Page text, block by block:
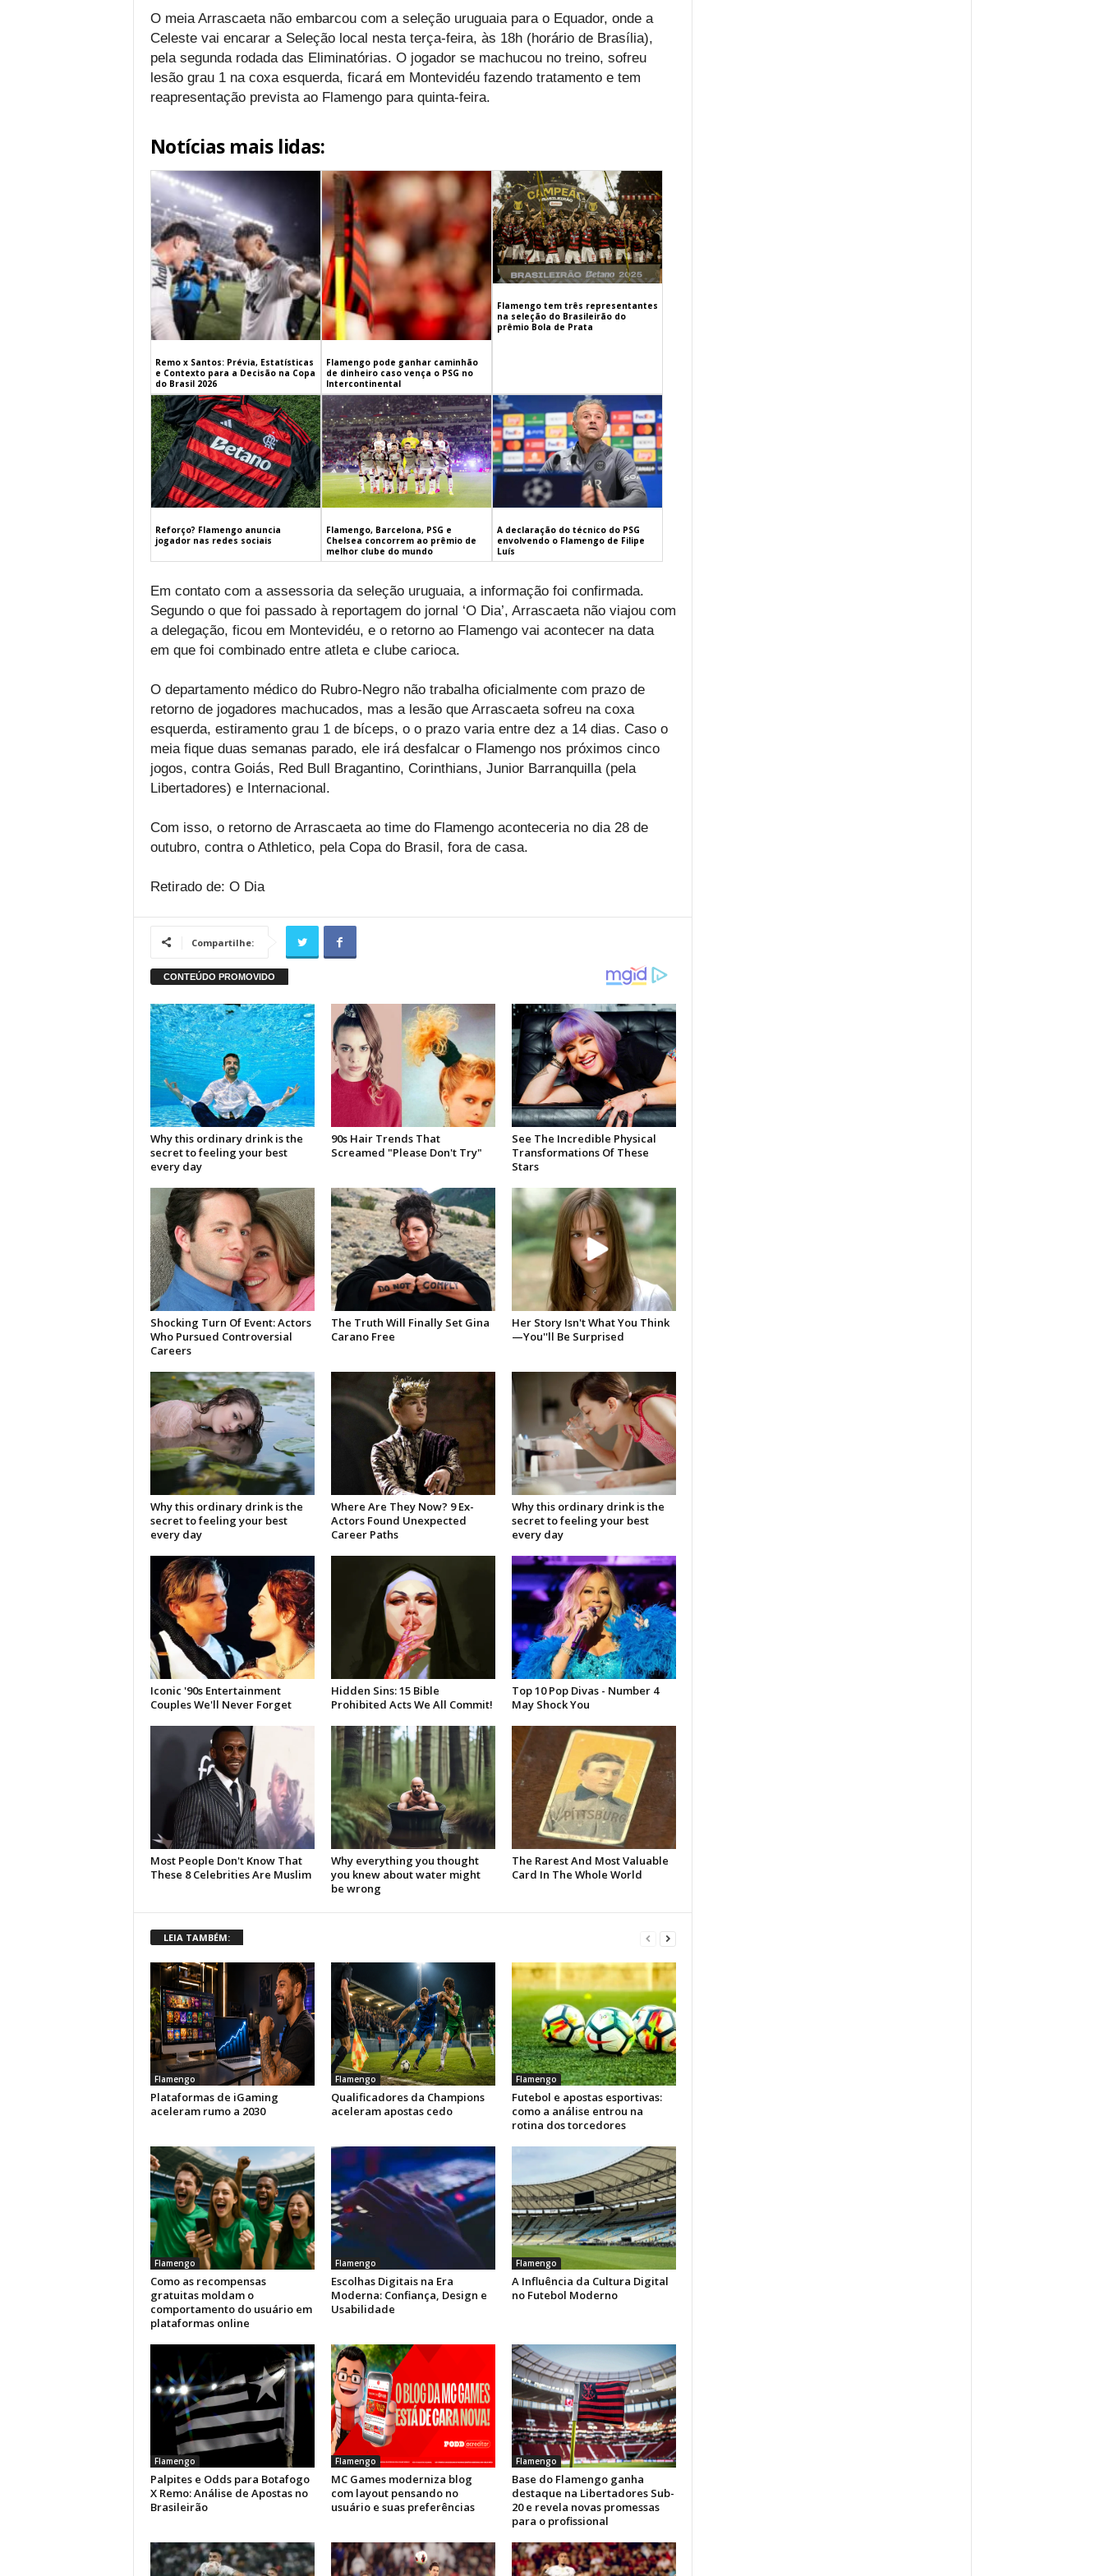
O meia Arrascaeta não embarcou com a seleção uruguaia para o Equador, onde a
Celeste vai encarar a Seleção local nesta terça-feira, às 18h (horário de Brasília),
pela segunda rodada das Eliminatórias. O jogador se machucou no treino, sofreu
lesão grau 1 na coxa esquerda, ficará em Montevidéu fazendo tratamento e tem
reapresentação prevista ao Flamengo para quinta-feira.
Notícias mais lidas:
Remo x Santos: Prévia, Estatísticas
e Contexto para a Decisão na Copa
do Brasil 2026
Flamengo pode ganhar caminhão
de dinheiro caso vença o PSG no
Intercontinental
Flamengo tem três representantes
na seleção do Brasileirão do
prêmio Bola de Prata
Reforço? Flamengo anuncia
jogador nas redes sociais
Flamengo, Barcelona, PSG e
Chelsea concorrem ao prêmio de
melhor clube do mundo
A declaração do técnico do PSG
envolvendo o Flamengo de Filipe
Luís
Em contato com a assessoria da seleção uruguaia, a informação foi confirmada.
Segundo o que foi passado à reportagem do jornal ‘O Dia’, Arrascaeta não viajou com
a delegação, ficou em Montevidéu, e o retorno ao Flamengo vai acontecer na data
em que foi combinado entre atleta e clube carioca.
O departamento médico do Rubro-Negro não trabalha oficialmente com prazo de
retorno de jogadores machucados, mas a lesão que Arrascaeta sofreu na coxa
esquerda, estiramento grau 1 de bíceps, o o prazo varia entre dez a 14 dias. Caso o
meia fique duas semanas parado, ele irá desfalcar o Flamengo nos próximos cinco
jogos, contra Goiás, Red Bull Bragantino, Corinthians, Junior Barranquilla (pela
Libertadores) e Internacional.
Com isso, o retorno de Arrascaeta ao time do Flamengo aconteceria no dia 28 de
outubro, contra o Athletico, pela Copa do Brasil, fora de casa.
Retirado de: O Dia
Compartilhe:
LEIA TAMBÉM:
Flamengo
Plataformas de iGaming
aceleram rumo a 2030
Flamengo
Qualificadores da Champions
aceleram apostas cedo
Flamengo
Futebol e apostas esportivas:
como a análise entrou na
rotina dos torcedores
Flamengo
Como as recompensas
gratuitas moldam o
comportamento do usuário em
plataformas online
Flamengo
Escolhas Digitais na Era
Moderna: Confiança, Design e
Usabilidade
Flamengo
A Influência da Cultura Digital
no Futebol Moderno
Flamengo
Palpites e Odds para Botafogo
X Remo: Análise de Apostas no
Brasileirão
Flamengo
MC Games moderniza blog
com layout pensando no
usuário e suas preferências
Flamengo
Base do Flamengo ganha
destaque na Libertadores Sub-
20 e revela novas promessas
para o profissional